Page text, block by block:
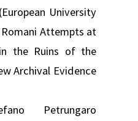
University
Attempts at
the Ruins of the
Archival Evidence
Petrungaro